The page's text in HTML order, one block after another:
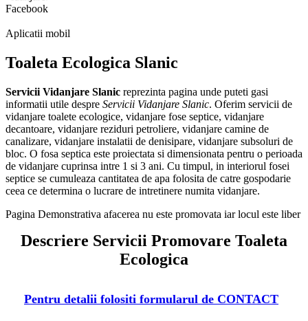
Facebook
Aplicatii mobil
Toaleta Ecologica Slanic
Servicii Vidanjare Slanic reprezinta pagina unde puteti gasi
informatii utile despre Servicii Vidanjare Slanic. Oferim servicii de
vidanjare toalete ecologice, vidanjare fose septice, vidanjare
decantoare, vidanjare reziduri petroliere, vidanjare camine de
canalizare, vidanjare instalatii de denisipare, vidanjare subsoluri de
bloc. O fosa septica este proiectata si dimensionata pentru o perioada
de vidanjare cuprinsa intre 1 si 3 ani. Cu timpul, in interiorul fosei
septice se cumuleaza cantitatea de apa folosita de catre gospodarie
ceea ce determina o lucrare de intretinere numita vidanjare.
Pagina Demonstrativa afacerea nu este promovata iar locul este liber
Descriere Servicii Promovare Toaleta
Ecologica
Pentru detalii folositi formularul de CONTACT